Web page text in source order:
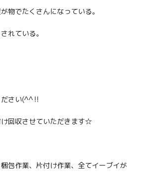
物でたくさんになっている。
れている。
ださい(^^‼
回収させていただきます☆
包作業、片付け作業、全てイーブイが